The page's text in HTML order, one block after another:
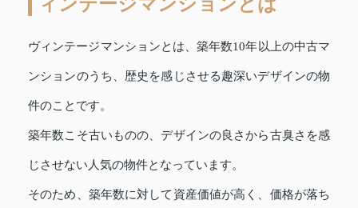
ヴィンテージマンションとは、築年数10年以上の中古マ
ンションのうち、歴史を感じさせる趣深いデザインの物
件のことです。
築年数こそ古いものの、デザインの良さから古臭さを感
じさせない人気の物件となっています。
そのため、築年数に対して資産価値が高く、価格が落ち